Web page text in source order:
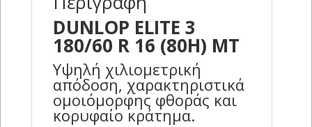
DUNLOP ELITE 3
180/60 R 16 (80H) MT
Υψηλή χιλιομετρική
απόδοση, χαρακτηριστικά
ομοιόμορφης φθοράς και
κορυφαίο κράτημα.